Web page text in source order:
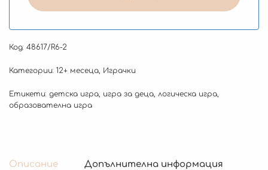
Код: 48617/R6-2
Категории: 12+ месеца Играчки
Етикети: детска игра игра за деца логическа игра
образователна игра
Описание Допълнителна информация